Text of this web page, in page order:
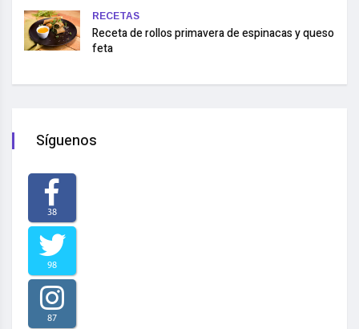
RECETAS
Receta de rollos primavera de espinacas y queso
feta
Síguenos
38
98
87